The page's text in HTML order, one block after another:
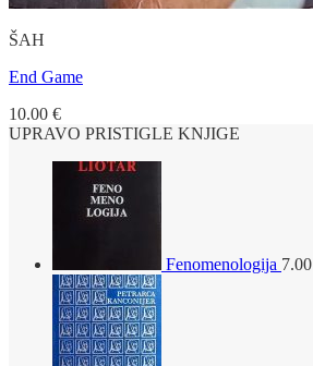
ŠAH
End Game
10.00 €
UPRAVO PRISTIGLE KNJIGE
Fenomenologija 7.00